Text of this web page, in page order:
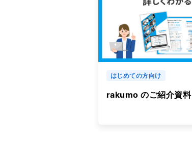
はじめての方向け
rakumo のご紹介資料